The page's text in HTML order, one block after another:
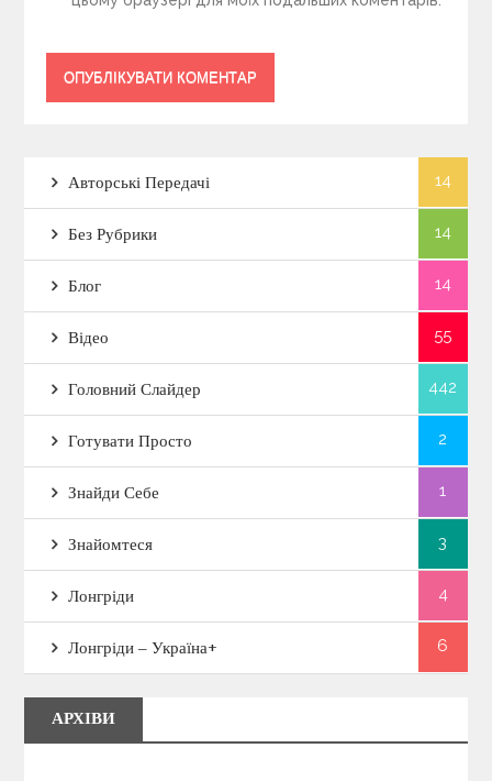
Авторські Передачі 14
Без Рубрики 14
Блог 14
Відео 55
Головний Слайдер 442
Готувати Просто 2
Знайди Себе 1
Знайомтеся 3
Лонгріди 4
Лонгріди – Україна+ 6
АРХІВИ